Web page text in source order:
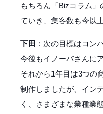
もちろん「Bizコラム
ていき、集客数も今以
下田 ：次の目標はコン
今後もイノーバさんに
それから1年目は3つの
制作しましたが、イン
く、さまざまな業種業